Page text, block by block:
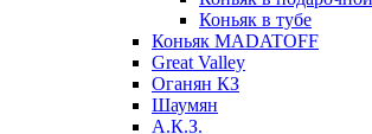
Коньяк в тубе
Коньяк MADATOFF
Great Valley
Оганян КЗ
Шаумян
А.К.З.